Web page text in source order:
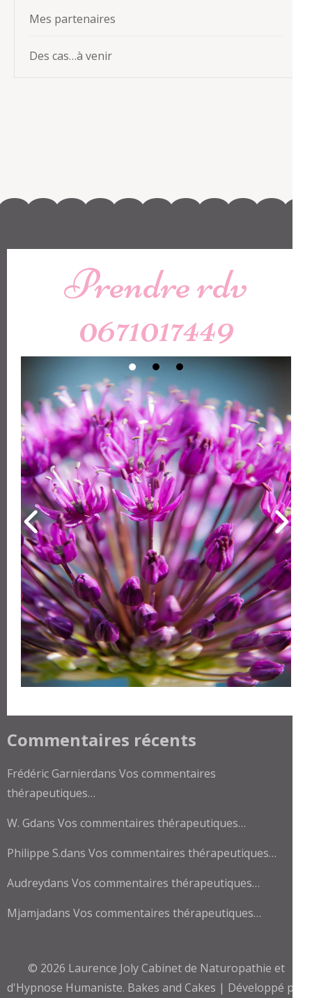
Mes partenaires
Des cas…à venir
Prendre rdv
0671017449
Commentaires récents
Frédéric Garnierdans Vos commentaires
thérapeutiques…
W. Gdans Vos commentaires thérapeutiques…
Philippe S.dans Vos commentaires thérapeutiques…
Audreydans Vos commentaires thérapeutiques…
Mjamjadans Vos commentaires thérapeutiques…
© 2026 Laurence Joly Cabinet de Naturopathie et
d'Hypnose Humaniste. Bakes and Cakes | Développé par